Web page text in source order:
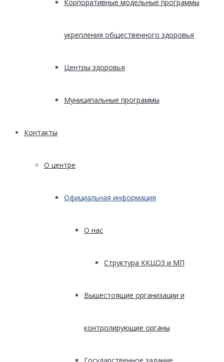
Корпоративные модельные программы
укрепления общественного здоровья
Центры здоровья
Муниципальные программы
Контакты
О центре
Официальная информация
О нас
Структура ККЦОЗ и МП
Вышестоящие организации и
контролирующие органы